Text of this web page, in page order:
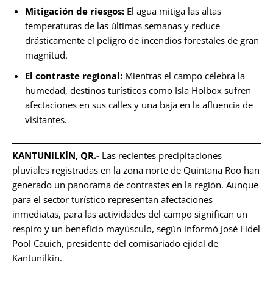
Mitigación de riesgos: El agua mitiga las altas
temperaturas de las últimas semanas y reduce
drásticamente el peligro de incendios forestales de gran
magnitud.
El contraste regional: Mientras el campo celebra la
humedad, destinos turísticos como Isla Holbox sufren
afectaciones en sus calles y una baja en la afluencia de
visitantes.
KANTUNILKÍN, QR.- Las recientes precipitaciones
pluviales registradas en la zona norte de Quintana Roo han
generado un panorama de contrastes en la región. Aunque
para el sector turístico representan afectaciones
inmediatas, para las actividades del campo significan un
respiro y un beneficio mayúsculo, según informó José Fidel
Pool Cauich, presidente del comisariado ejidal de
Kantunilkín.